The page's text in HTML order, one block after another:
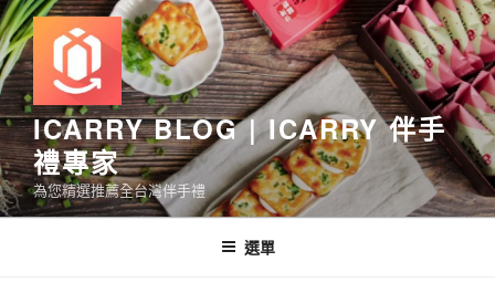
跳
至
主
要
內
容
ICARRY BLOG | ICARRY 伴手
禮專家
為您精選推薦全台灣伴手禮
選單